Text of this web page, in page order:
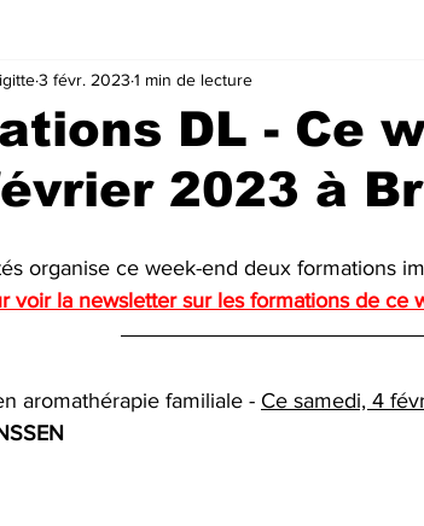
DL - Ce
2023 à
3 févr. 2023 1 min de lecture
organise ce week-end deux formations
voir la newsletter sur les formations de ce
aromathérapie familiale - Ce samedi, 4